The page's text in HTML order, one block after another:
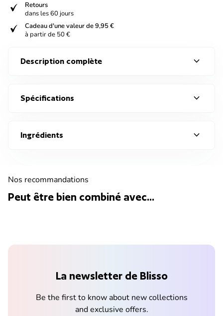
verified
Retours
dans les 60 jours
verified
Cadeau d'une valeur de 9,95 €
à partir de 50 €
Description complète expand_more
Spécifications expand_more
Ingrédients expand_more
Nos recommandations
Peut être bien combiné avec...
La newsletter de Blisso
Be the first to know about new collections
and exclusive offers.